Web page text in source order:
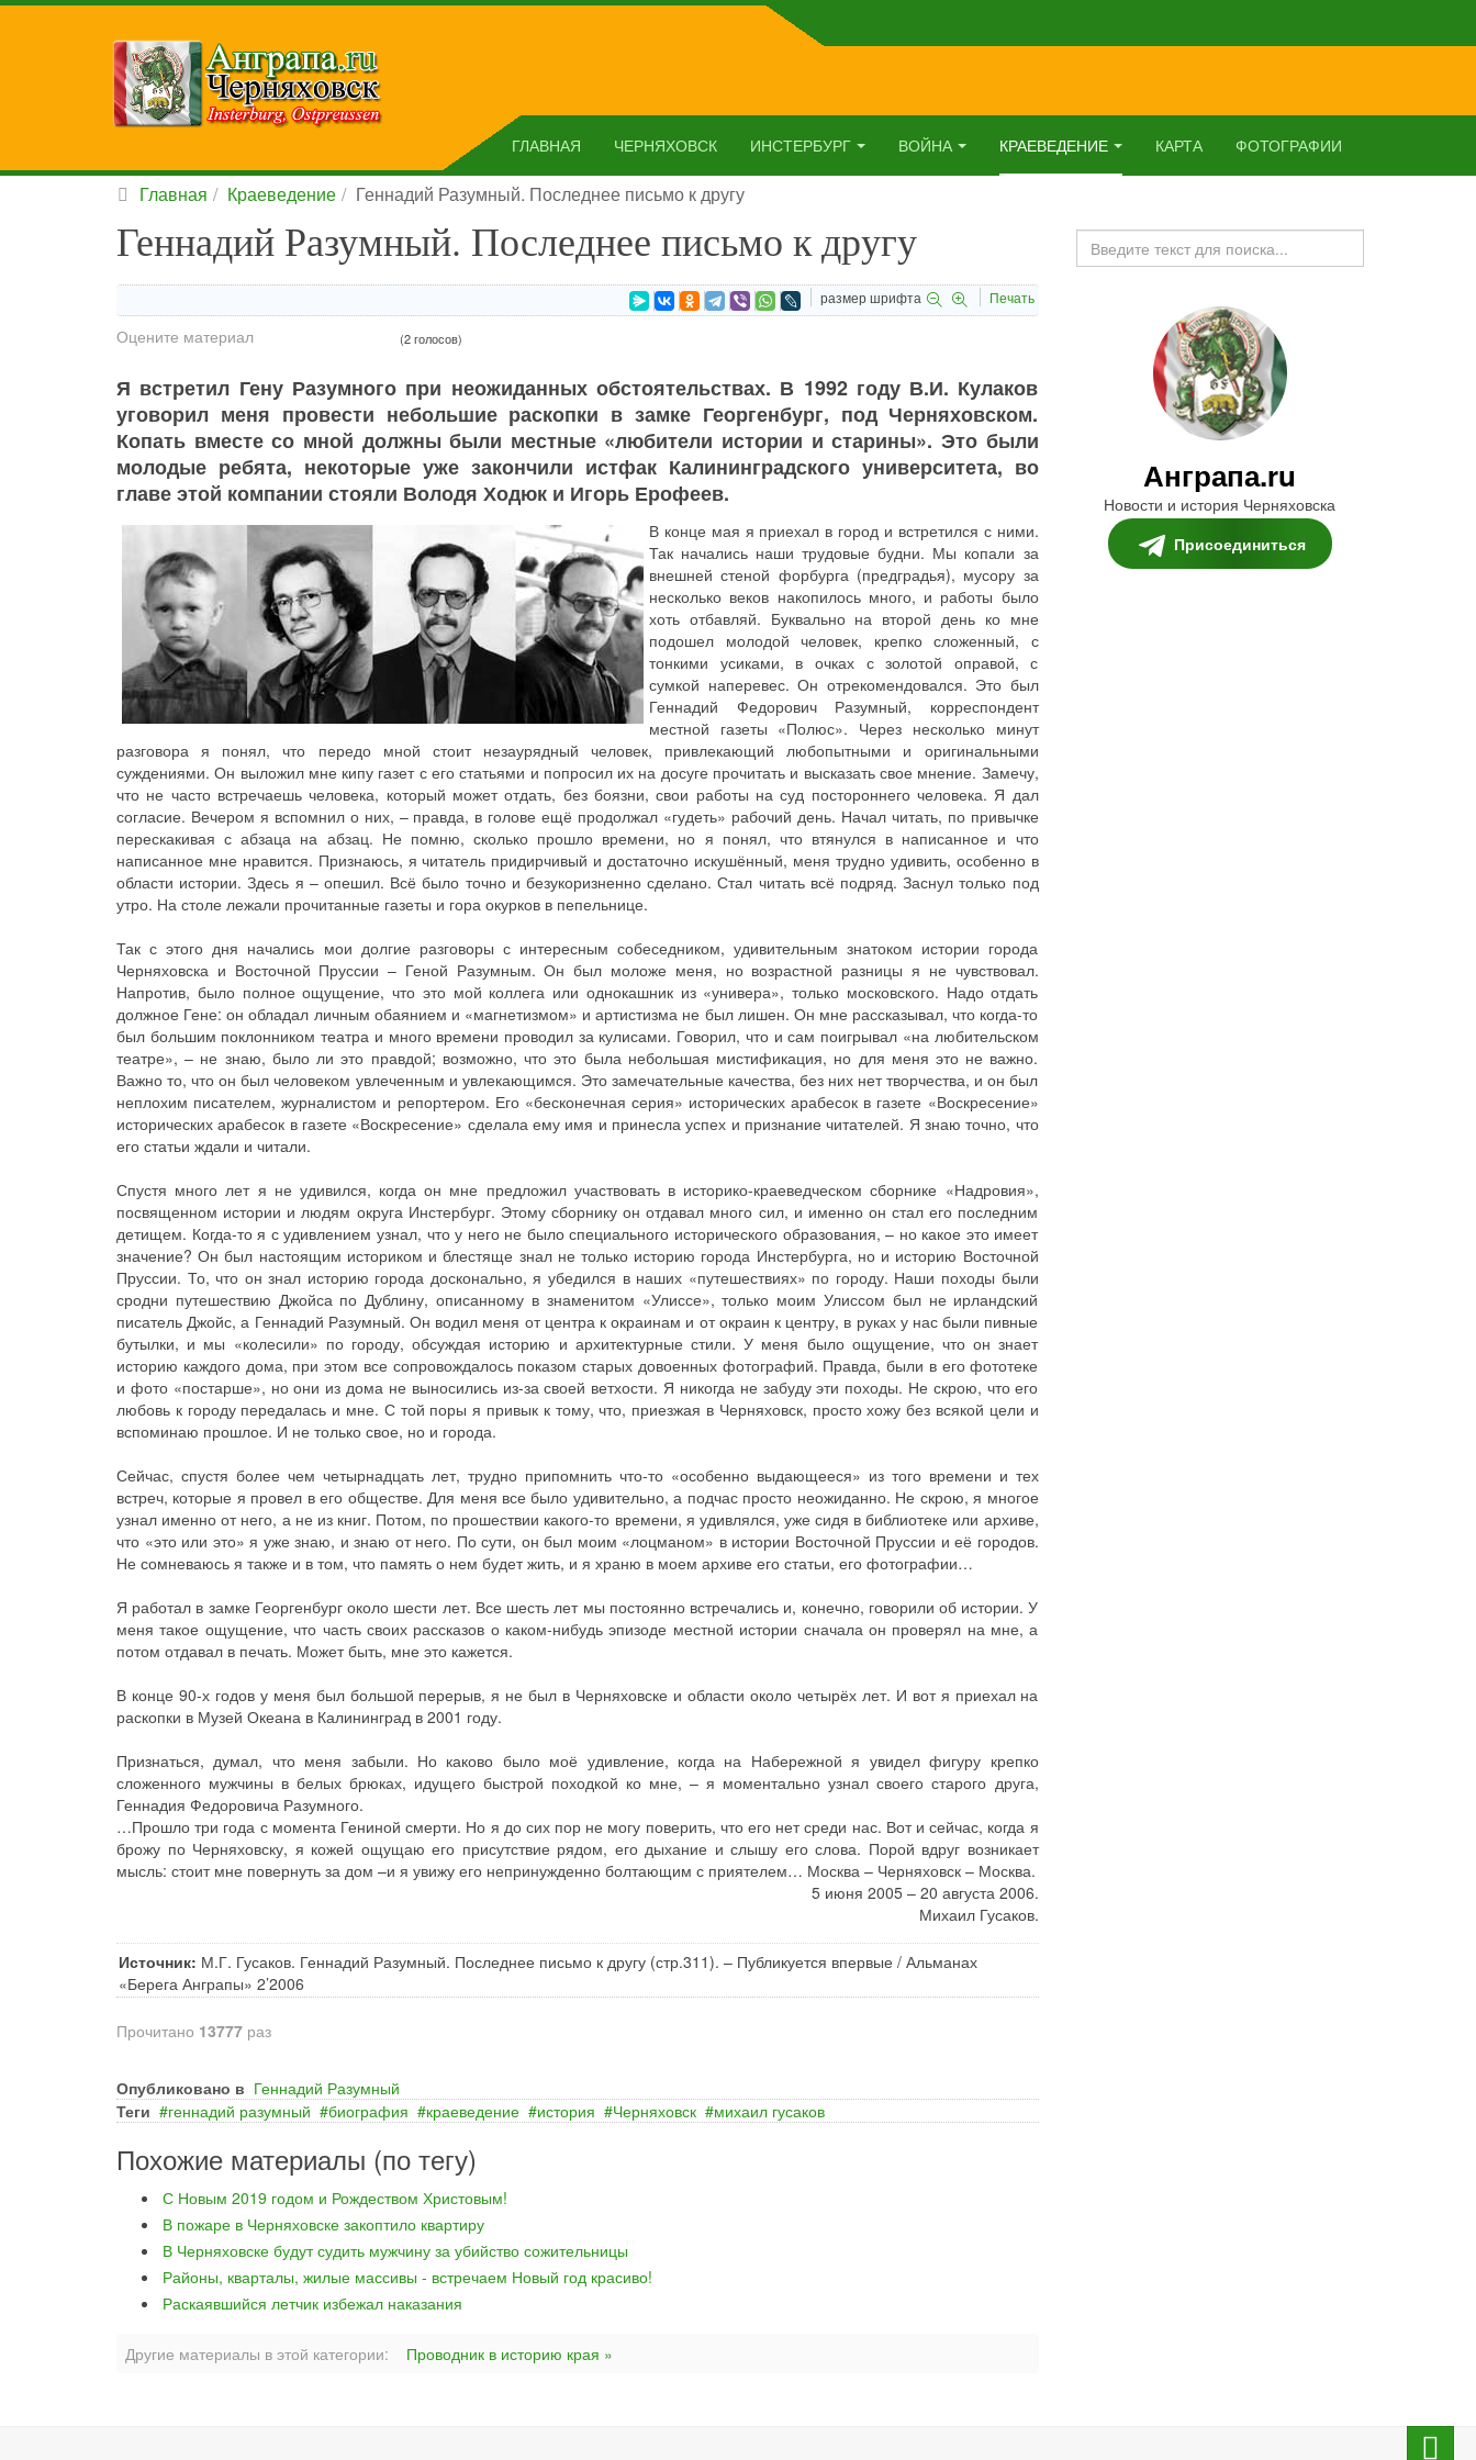
ГЛАВНАЯ ЧЕРНЯХОВСК ИНСТЕРБУРГ ВОЙНА КРАЕВЕДЕНИЕ КАРТА ФОТОГРАФИИ
Главная Краеведение Геннадий Разумный. Последнее письмо к другу
Геннадий Разумный. Последнее письмо к другу
размер шрифта Печать
Оцените материал (2 голосов)
Я встретил Гену Разумного при неожиданных обстоятельствах. В 1992 году В.И. Кулаков
уговорил меня провести небольшие раскопки в замке Георгенбург, под Черняховском.
Копать вместе со мной должны были местные «любители истории и старины». Это были
молодые ребята, некоторые уже закончили истфак Калининградского университета, во
главе этой компании стояли Володя Ходюк и Игорь Ерофеев.
В конце мая я приехал в город и встретился с ними.
Так начались наши трудовые будни. Мы копали за
внешней стеной форбурга (предградья), мусору за
несколько веков накопилось много, и работы было
хоть отбавляй. Буквально на второй день ко мне
подошел молодой человек, крепко сложенный, с
тонкими усиками, в очках с золотой оправой, с
сумкой наперевес. Он отрекомендовался. Это был
Геннадий Федорович Разумный, корреспондент
местной газеты «Полюс». Через несколько минут
разговора я понял, что передо мной стоит незаурядный человек, привлекающий любопытными и оригинальными
суждениями. Он выложил мне кипу газет с его статьями и попросил их на досуге прочитать и высказать свое мнение. Замечу,
что не часто встречаешь человека, который может отдать, без боязни, свои работы на суд постороннего человека. Я дал
согласие. Вечером я вспомнил о них, – правда, в голове ещё продолжал «гудеть» рабочий день. Начал читать, по привычке
перескакивая с абзаца на абзац. Не помню, сколько прошло времени, но я понял, что втянулся в написанное и что
написанное мне нравится. Признаюсь, я читатель придирчивый и достаточно искушённый, меня трудно удивить, особенно в
области истории. Здесь я – опешил. Всё было точно и безукоризненно сделано. Стал читать всё подряд. Заснул только под
утро. На столе лежали прочитанные газеты и гора окурков в пепельнице.
Так с этого дня начались мои долгие разговоры с интересным собеседником, удивительным знатоком истории города
Черняховска и Восточной Пруссии – Геной Разумным. Он был моложе меня, но возрастной разницы я не чувствовал.
Напротив, было полное ощущение, что это мой коллега или однокашник из «универа», только московского. Надо отдать
должное Гене: он обладал личным обаянием и «магнетизмом» и артистизма не был лишен. Он мне рассказывал, что когда-то
был большим поклонником театра и много времени проводил за кулисами. Говорил, что и сам поигрывал «на любительском
театре», – не знаю, было ли это правдой; возможно, что это была небольшая мистификация, но для меня это не важно.
Важно то, что он был человеком увлеченным и увлекающимся. Это замечательные качества, без них нет творчества, и он был
неплохим писателем, журналистом и репортером. Его «бесконечная серия» исторических арабесок в газете «Воскресение»
исторических арабесок в газете «Воскресение» сделала ему имя и принесла успех и признание читателей. Я знаю точно, что
его статьи ждали и читали.
Спустя много лет я не удивился, когда он мне предложил участвовать в историко-краеведческом сборнике «Надровия»,
посвященном истории и людям округа Инстербург. Этому сборнику он отдавал много сил, и именно он стал его последним
детищем. Когда-то я с удивлением узнал, что у него не было специального исторического образования, – но какое это имеет
значение? Он был настоящим историком и блестяще знал не только историю города Инстербурга, но и историю Восточной
Пруссии. То, что он знал историю города досконально, я убедился в наших «путешествиях» по городу. Наши походы были
сродни путешествию Джойса по Дублину, описанному в знаменитом «Улиссе», только моим Улиссом был не ирландский
писатель Джойс, а Геннадий Разумный. Он водил меня от центра к окраинам и от окраин к центру, в руках у нас были пивные
бутылки, и мы «колесили» по городу, обсуждая историю и архитектурные стили. У меня было ощущение, что он знает
историю каждого дома, при этом все сопровождалось показом старых довоенных фотографий. Правда, были в его фототеке
и фото «постарше», но они из дома не выносились из-за своей ветхости. Я никогда не забуду эти походы. Не скрою, что его
любовь к городу передалась и мне. С той поры я привык к тому, что, приезжая в Черняховск, просто хожу без всякой цели и
вспоминаю прошлое. И не только свое, но и города.
Сейчас, спустя более чем четырнадцать лет, трудно припомнить что-то «особенно выдающееся» из того времени и тех
встреч, которые я провел в его обществе. Для меня все было удивительно, а подчас просто неожиданно. Не скрою, я многое
узнал именно от него, а не из книг. Потом, по прошествии какого-то времени, я удивлялся, уже сидя в библиотеке или архиве,
что «это или это» я уже знаю, и знаю от него. По сути, он был моим «лоцманом» в истории Восточной Пруссии и её городов.
Не сомневаюсь я также и в том, что память о нем будет жить, и я храню в моем архиве его статьи, его фотографии…
Я работал в замке Георгенбург около шести лет. Все шесть лет мы постоянно встречались и, конечно, говорили об истории. У
меня такое ощущение, что часть своих рассказов о каком-нибудь эпизоде местной истории сначала он проверял на мне, а
потом отдавал в печать. Может быть, мне это кажется.
В конце 90-х годов у меня был большой перерыв, я не был в Черняховске и области около четырёх лет. И вот я приехал на
раскопки в Музей Океана в Калининград в 2001 году.
Признаться, думал, что меня забыли. Но каково было моё удивление, когда на Набережной я увидел фигуру крепко
сложенного мужчины в белых брюках, идущего быстрой походкой ко мне, – я моментально узнал своего старого друга,
Геннадия Федоровича Разумного.
…Прошло три года с момента Гениной смерти. Но я до сих пор не могу поверить, что его нет среди нас. Вот и сейчас, когда я
брожу по Черняховску, я кожей ощущаю его присутствие рядом, его дыхание и слышу его слова. Порой вдруг возникает
мысль: стоит мне повернуть за дом –и я увижу его непринужденно болтающим с приятелем… Москва – Черняховск – Москва.
5 июня 2005 – 20 августа 2006.
Михаил Гусаков.
Источник: М.Г. Гусаков. Геннадий Разумный. Последнее письмо к другу (стр.311). – Публикуется впервые / Альманах
«Берега Анграпы» 2’2006
Прочитано 13777 раз
Опубликовано в Геннадий Разумный
Теги
геннадий разумный биография краеведение история Черняховск михаил гусаков
Похожие материалы (по тегу)
С Новым 2019 годом и Рождеством Христовым!
В пожаре в Черняховске закоптило квартиру
В Черняховске будут судить мужчину за убийство сожительницы
Районы, кварталы, жилые массивы - встречаем Новый год красиво!
Раскаявшийся летчик избежал наказания
Другие материалы в этой категории: Проводник в историю края »
Искать...
Анграпа.ru
Новости и история Черняховска
Присоединиться